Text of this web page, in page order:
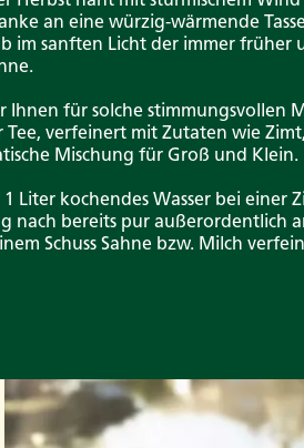
an eine würzig-wärmende
im sanften Licht der immer früher
Ihnen für solche stimmungsvollen
verfeinert mit Zutaten wie
Mischung für Groß und Klein.
Liter kochendes Wasser bei einer
nach bereits pur außerordentlich
Schuss Sahne bzw. Milch